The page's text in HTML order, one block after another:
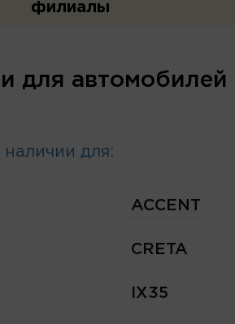
филиалы
для
наличии для:
ACCENT
CRETA
IX35